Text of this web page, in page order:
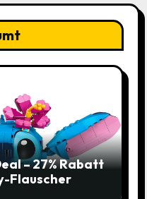
– 27% Rabatt
Flauscher